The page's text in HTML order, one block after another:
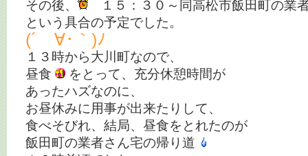
その後、
１５：３０～同高松市飯田町の業
という具合の予定でした。
(´ゝ∀･｀)ﾉ
１３時から大川町なので、
昼食
をとって、充分休憩時間が
あったハズなのに、
お昼休みに用事が出来たりして、
食べそびれ、結局、昼食をとれたのが
飯田町の業者さん宅の帰り道